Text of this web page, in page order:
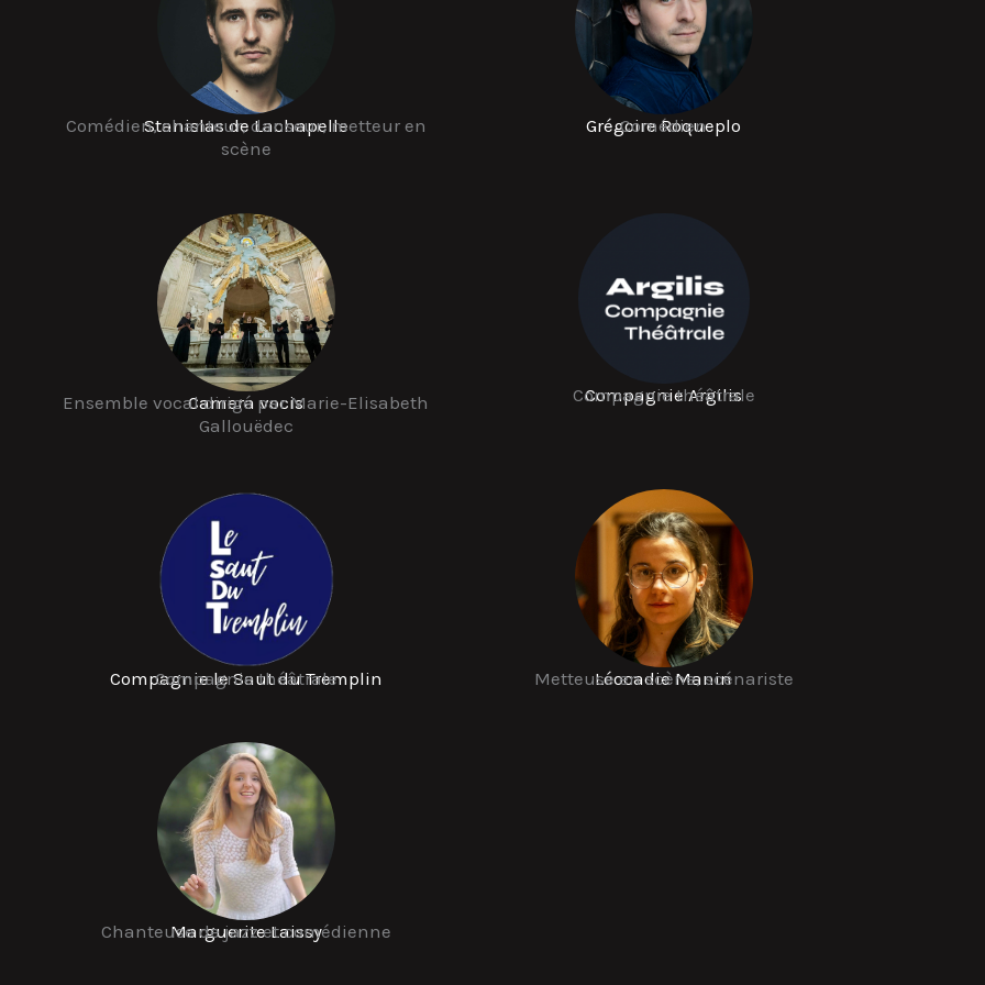
Stanislas de Lachapelle
Comédien, chanteur, danseur, metteur en
scène
Grégoire Roqueplo
Comédien
Camera vocis
Ensemble vocal dirigé par Marie-Elisabeth
Gallouëdec
Compagnie Argilis
Compagnie théâtrale
Compagnie le Saut du Tremplin
Compagnie théâtrale Léocadie Manin
Metteuse en scène, scénariste
Marguerite Laissy
Chanteuse de jazz et comédienne